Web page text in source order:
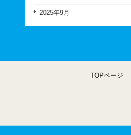
2025年9月
TOPページ